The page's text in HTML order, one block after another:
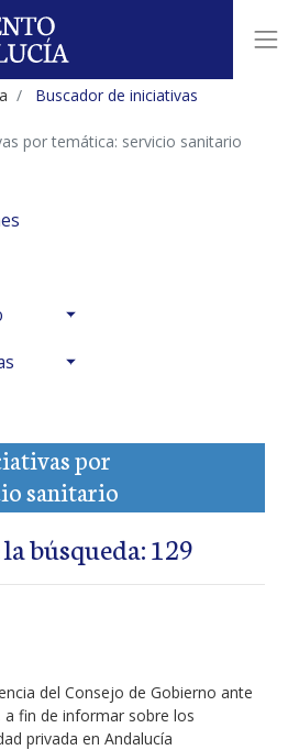
Buscador de iniciativas
por temática: servicio sanitario
por
sanitario
búsqueda: 129
del Consejo de Gobierno ante
a fin de informar sobre los
privada en Andalucía